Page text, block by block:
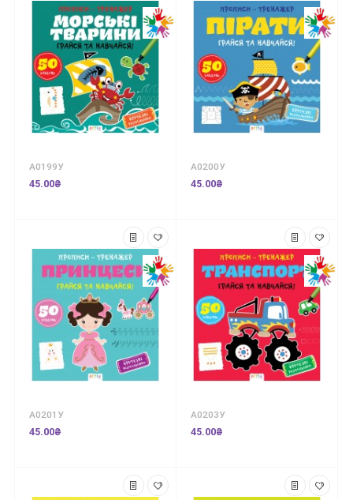
А0199У
45.00₴
А0200У
45.00₴
А0201У
45.00₴
А0203У
45.00₴